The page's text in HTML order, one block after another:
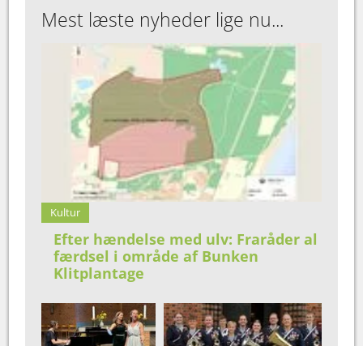
Mest læste nyheder lige nu...
Kultur
Efter hændelse med ulv: Fraråder al
færdsel i område af Bunken
Klitplantage